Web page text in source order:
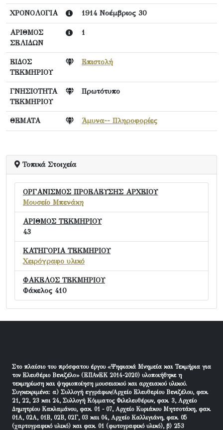
ΧΡΟΝΟΛΟΓΙΑ 1914 Νοέμβριος 30
ΑΡΙΘΜΟΣ
ΣΕΛΙΔΩΝ
1
ΕΙΔΟΣ
ΤΕΚΜΗΡΙΟΥ
Επιστολή
ΓΝΗΣΙΟΤΗΤΑ
ΤΕΚΜΗΡΙΟΥ
Πρωτότυπο
ΘΕΜΑΤΑ Άμυνα-- Πληροφορίες
Τοπικά Στοιχεία
ΟΡΓΑΝΙΣΜΟΣ ΠΡΟΕΛΕΥΣΗΣ ΑΡΧΕΙΟΥ
Μουσείο Μπενάκη
ΑΡΙΘΜΟΣ ΤΕΚΜΗΡΙΟΥ
43
ΚΑΤΗΓΟΡΙΑ ΤΕΚΜΗΡΙΟΥ
Χειρόγραφο υλικό
ΦΑΚΕΛΟΣ ΤΕΚΜΗΡΙΟΥ
Φάκελος 410
Στο πλαίσιο του πρόσφατου έργου «Ψηφιακά Μνημεία και Τεκμήρια για
τον Ελευθέριο Βενιζέλο» (ΕΠΑνΕΚ 2014-2020) υλοποιήθηκε η
τεκμηρίωση και ψηφιοποίηση μουσειακού και αρχειακού υλικού.
Συγκεκριμένα: α) Συλλογή εγγράφων/Αρχείο Ελευθερίου Βενιζέλου, φακ.
21, 22, 23 και 24, Συλλογή Κόμματος Φιλελευθέρων, φακ. 3, Αρχείο
Δημητρίου Κακλαμάνου, φακ. 01 - 07, Αρχείο Κυριάκου Μητσοτάκη, φακ.
01Α, 02Α, 01Β, 02Β, 02Γ, 03 και 04, Αρχείο Καλλιγιάνη, φακ. 05
(χαρτογραφικό υλικό) και φακ. 01 (φωτογραφικό υλικό), β) 253